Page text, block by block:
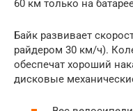
60 км только на
Байк развивает
райдером 30 км/ч).
обеспечат хороший
дисковые